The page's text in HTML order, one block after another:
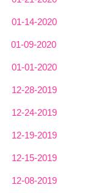
01-14-2020
01-09-2020
01-01-2020
12-28-2019
12-24-2019
12-19-2019
12-15-2019
12-08-2019